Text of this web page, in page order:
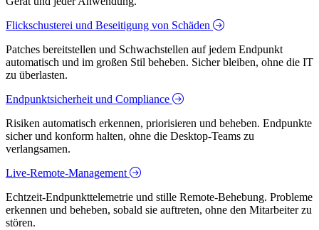
Flickschusterei und Beseitigung von Schäden
Patches bereitstellen und Schwachstellen auf jedem Endpunkt
automatisch und im großen Stil beheben. Sicher bleiben, ohne die IT
zu überlasten.
Endpunktsicherheit und Compliance
Risiken automatisch erkennen, priorisieren und beheben. Endpunkte
sicher und konform halten, ohne die Desktop-Teams zu
verlangsamen.
Live-Remote-Management
Echtzeit-Endpunkttelemetrie und stille Remote-Behebung. Probleme
erkennen und beheben, sobald sie auftreten, ohne den Mitarbeiter zu
stören.